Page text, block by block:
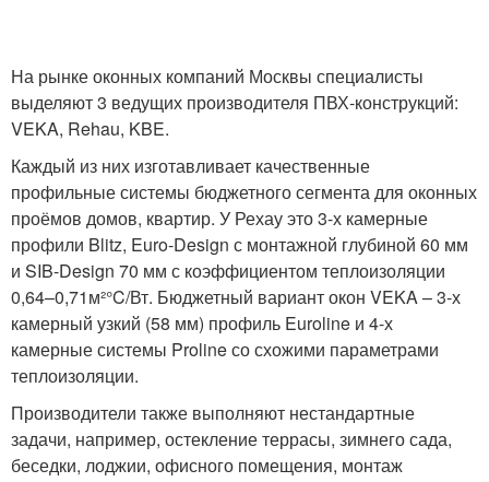
На рынке оконных компаний Москвы специалисты
выделяют 3 ведущих производителя ПВХ-конструкций:
VEKA, Rehau, KBE.
Каждый из них изготавливает качественные
профильные системы бюджетного сегмента для оконных
проёмов домов, квартир. У Рехау это 3-х камерные
профили Blitz, Euro-Design с монтажной глубиной 60 мм
и SIB-Design 70 мм с коэффициентом теплоизоляции
0,64–0,71м²°C/Вт. Бюджетный вариант окон VEKA – 3-х
камерный узкий (58 мм) профиль Euroline и 4-х
камерные системы Proline со схожими параметрами
теплоизоляции.
Производители также выполняют нестандартные
задачи, например, остекление террасы, зимнего сада,
беседки, лоджии, офисного помещения, монтаж